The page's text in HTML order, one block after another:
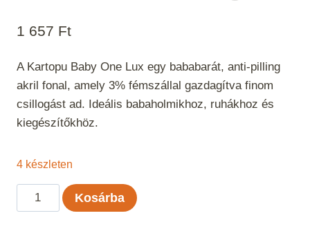
1 657 Ft
A Kartopu Baby One Lux egy bababarát, anti-pilling
akril fonal, amely 3% fémszállal gazdagítva finom
csillogást ad. Ideális babaholmikhoz, ruhákhoz és
kiegészítőkhöz.
4 készleten
Kartopu
Baby
Kosárba